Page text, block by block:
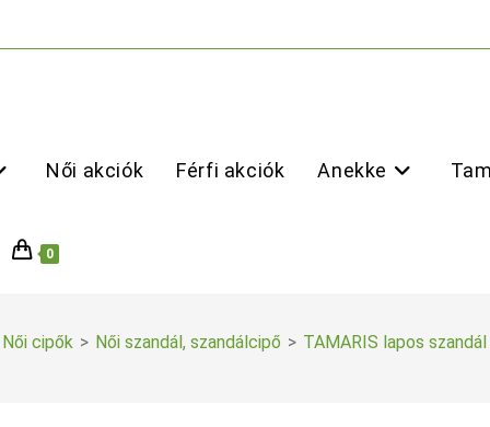
Női akciók Férfi akciók Anekke
0
Női cipők > Női szandál, szandálcipő > TAMARIS lapos